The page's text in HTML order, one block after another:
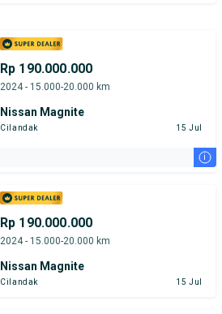
Rp 190.000.000
2024 - 15.000-20.000 km
Nissan Magnite
Cilandak 15 Jul
i
Rp 190.000.000
2024 - 15.000-20.000 km
Nissan Magnite
Cilandak 15 Jul